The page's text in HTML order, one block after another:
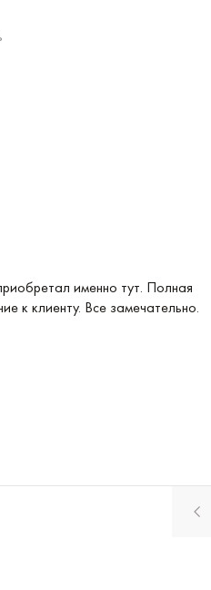
именно тут. Полная
к клиенту. Все замечательно.